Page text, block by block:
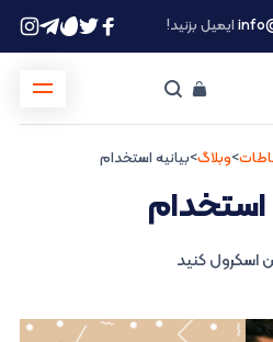
ایمیل بزنید!
>وبلاگ>بیانیه استخدام
استخدام
اسکرول کنید